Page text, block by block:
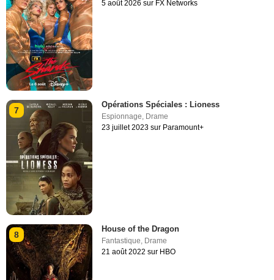
5 août 2026 sur FX Networks
7
Opérations Spéciales : Lioness
Espionnage, Drame
23 juillet 2023 sur Paramount+
8
House of the Dragon
Fantastique, Drame
21 août 2022 sur HBO